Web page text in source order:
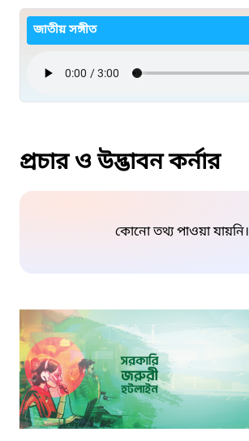
জাতীয় সঙ্গীত
প্রচার ও উদ্ভাবন কর্নার
কোনো তথ্য পাওয়া যায়নি।